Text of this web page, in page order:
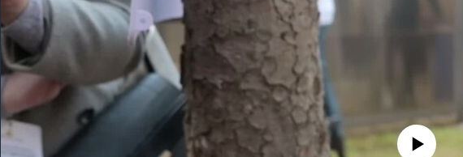
No media source